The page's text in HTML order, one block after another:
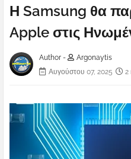
Η Samsung θα
Apple στις
Author -
Argonaytis
Αυγούστου 07, 2025
2